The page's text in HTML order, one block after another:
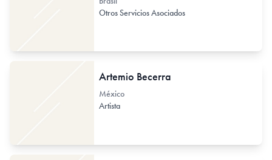
Otros Servicios Asociados
Artemio Becerra
México
Artista